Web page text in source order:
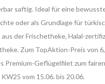
saftig. Ideal für eine
oder als Grundlage für
aus der Frischetheke, Halal-
Zum TopAktion-Preis von
Premium-Geflügelfilet zum
vom 15.06. bis 20.06.